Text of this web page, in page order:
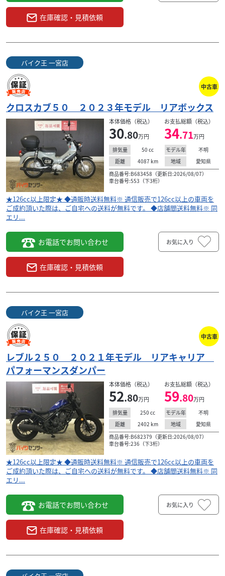
在庫確認・見積依頼
バイク王 一宮店
中古車
クロスカブ５０ ２０２３年モデル リアボックス
本体価格（税込）
30.80万円
お支払総額（税込）
34.71万円
排気量 50 cc モデル年
不明
距離
4087 km 地域
愛知県
商品番号:B683458（更新日:2026/08/07）
車台番号:553（下3桁）
★126cc以上限定★ ◆通販時送料無料※ 通信販売で126cc以上の車両を
ご成約頂いた際は、ご自宅への送料が無料です。 ◆店舗間送料無料※ 同
エリ...
お電話でお問い合わせ
在庫確認・見積依頼
お気に入り
バイク王 一宮店
中古車
レブル２５０ ２０２１年モデル リアキャリア
パフォーマンスダンパー
本体価格（税込）
52.80万円
お支払総額（税込）
59.80万円
排気量 250 cc モデル年
不明
距離
2402 km 地域
愛知県
商品番号:B682379（更新日:2026/08/07）
車台番号:236（下3桁）
★126cc以上限定★ ◆通販時送料無料※ 通信販売で126cc以上の車両を
ご成約頂いた際は、ご自宅への送料が無料です。 ◆店舗間送料無料※ 同
エリ...
お電話でお問い合わせ
在庫確認・見積依頼
お気に入り